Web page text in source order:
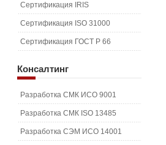
Сертификация IRIS
Сертификация ISO 31000
Сертификация ГОСТ Р 66
Консалтинг
Разработка СМК ИСО 9001
Разработка СМК ISO 13485
Разработка СЭМ ИСО 14001